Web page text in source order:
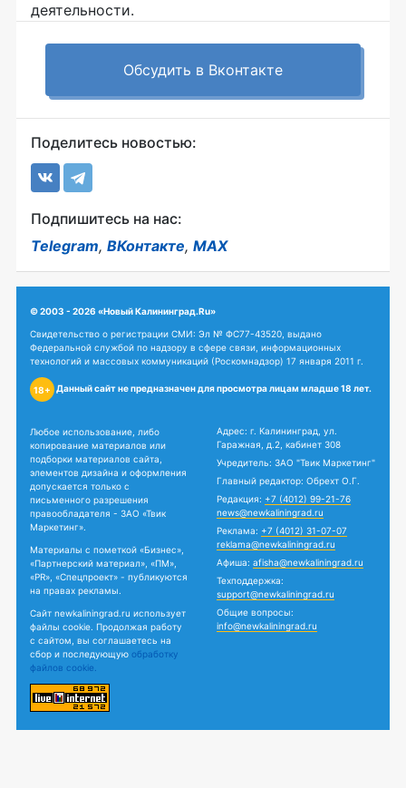
деятельности.
Обсудить в Вконтакте
Поделитесь новостью:
Подпишитесь на нас:
Telegram, ВКонтакте, MAX
© 2003 - 2026 «Новый Калининград.Ru»
Свидетельство о регистрации СМИ: Эл № ФС77-43520, выдано
Федеральной службой по надзору в сфере связи, информационных
технологий и массовых коммуникаций (Роскомнадзор) 17 января 2011 г.
18+ Данный сайт не предназначен для просмотра лицам младше 18 лет.
Любое использование, либо
копирование материалов или
подборки материалов сайта,
элементов дизайна и оформления
допускается только с
письменного разрешения
правообладателя - ЗАО «Твик
Маркетинг».
Материалы с пометкой «Бизнес»,
«Партнерский материал», «ПМ»,
«PR», «Спецпроект» - публикуются
на правах рекламы.
Сайт newkaliningrad.ru использует
файлы cookie. Продолжая работу
с сайтом, вы соглашаетесь на
сбор и последующую обработку
файлов cookie.
Адрес: г. Калининград, ул.
Гаражная, д.2, кабинет 308
Учредитель: ЗАО "Твик Маркетинг"
Главный редактор: Обрехт О.Г.
Редакция: +7 (4012) 99-21-76
news@newkaliningrad.ru
Реклама: +7 (4012) 31-07-07
reklama@newkaliningrad.ru
Афиша: afisha@newkaliningrad.ru
Техподдержка:
support@newkaliningrad.ru
Общие вопросы:
info@newkaliningrad.ru